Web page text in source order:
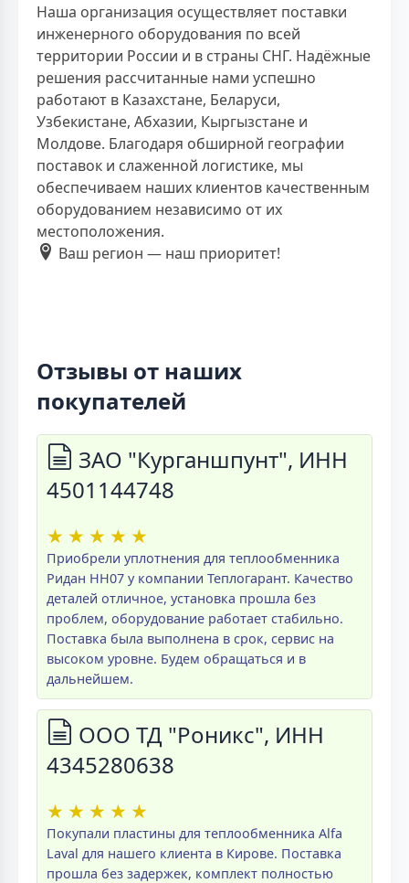
Наша организация осуществляет поставки
инженерного оборудования по всей
территории России и в страны СНГ. Надёжные
решения рассчитанные нами успешно
работают в Казахстане, Беларуси,
Узбекистане, Абхазии, Кыргызстане и
Молдове. Благодаря обширной географии
поставок и слаженной логистике, мы
обеспечиваем наших клиентов качественным
оборудованием независимо от их
местоположения.
Ваш регион — наш приоритет!
Отзывы от наших
покупателей
ЗАО "Курганшпунт", ИНН
4501144748
★ ★ ★ ★ ★
Приобрели уплотнения для теплообменника
Ридан НН07 у компании Теплогарант. Качество
деталей отличное, установка прошла без
проблем, оборудование работает стабильно.
Поставка была выполнена в срок, сервис на
высоком уровне. Будем обращаться и в
дальнейшем.
ООО ТД "Роникс", ИНН
4345280638
★ ★ ★ ★ ★
Покупали пластины для теплообменника Alfa
Laval для нашего клиента в Кирове. Поставка
прошла без задержек, комплект полностью